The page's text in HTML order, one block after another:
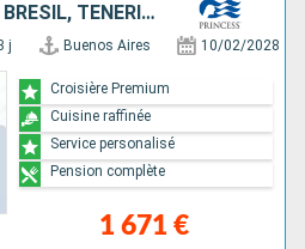
ARGENTINE, URUGUAY, BRÉSIL, TENERIFE, LANZAROTE, MAJORQUE, MAROC, ESPAGNE, ROYAUME-UNI
j Buenos Aires 10/02/2028
1 671 €
Croisière Premium
Cuisine raffinée
Service personalisé
Pension complète